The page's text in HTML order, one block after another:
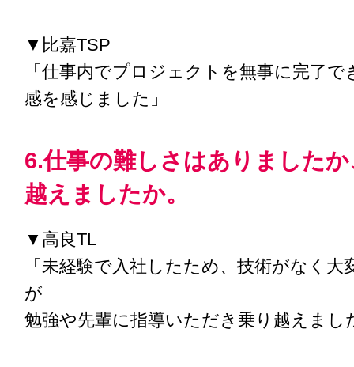
▼比嘉TSP
「仕事内でプロジェクトを無事に完了
感を感じました」
6.仕事の難しさはありました
越えましたか。
▼高良TL
「未経験で入社したため、技術がなく大
が
勉強や先輩に指導いただき乗り越えまし